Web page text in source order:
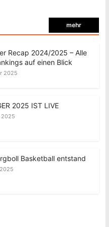
mehr
Recap 2024/2025 – Alle
auf einen Blick
2025
2025 IST LIVE
2025
Basketball entstand